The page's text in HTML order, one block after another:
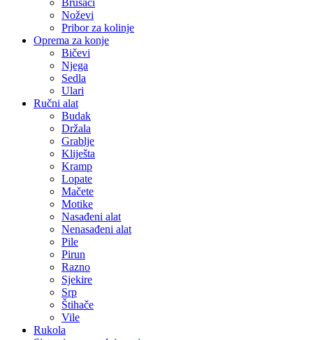
Noževi
Pribor za kolinje
Oprema za konje
Bičevi
Njega
Sedla
Ulari
Ručni alat
Budak
Držala
Grablje
Kliješta
Kramp
Lopate
Mačete
Motike
Nasađeni alat
Nenasađeni alat
Pile
Pirun
Razno
Sjekire
Srp
Štihače
Vile
Rukola